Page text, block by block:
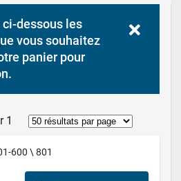
dessous les
vous souhaitez
panier pour
1
600 \ 801